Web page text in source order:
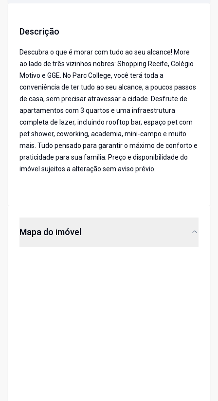
Descrição
Descubra o que é morar com tudo ao seu alcance! More
ao lado de três vizinhos nobres: Shopping Recife, Colégio
Motivo e GGE. No Parc College, você terá toda a
conveniência de ter tudo ao seu alcance, a poucos passos
de casa, sem precisar atravessar a cidade. Desfrute de
apartamentos com 3 quartos e uma infraestrutura
completa de lazer, incluindo rooftop bar, espaço pet com
pet shower, coworking, academia, mini-campo e muito
mais. Tudo pensado para garantir o máximo de conforto e
praticidade para sua família. Preço e disponibilidade do
imóvel sujeitos a alteração sem aviso prévio.
Mapa do imóvel